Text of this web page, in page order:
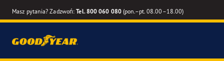
Masz pytania? Zadzwoń:Tel. 800 060 080(pon.–pt. 08.00–18.00)